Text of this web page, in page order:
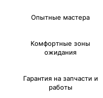
Опытные мастера
Комфортные зоны
ожидания
Гарантия на запчасти и
работы